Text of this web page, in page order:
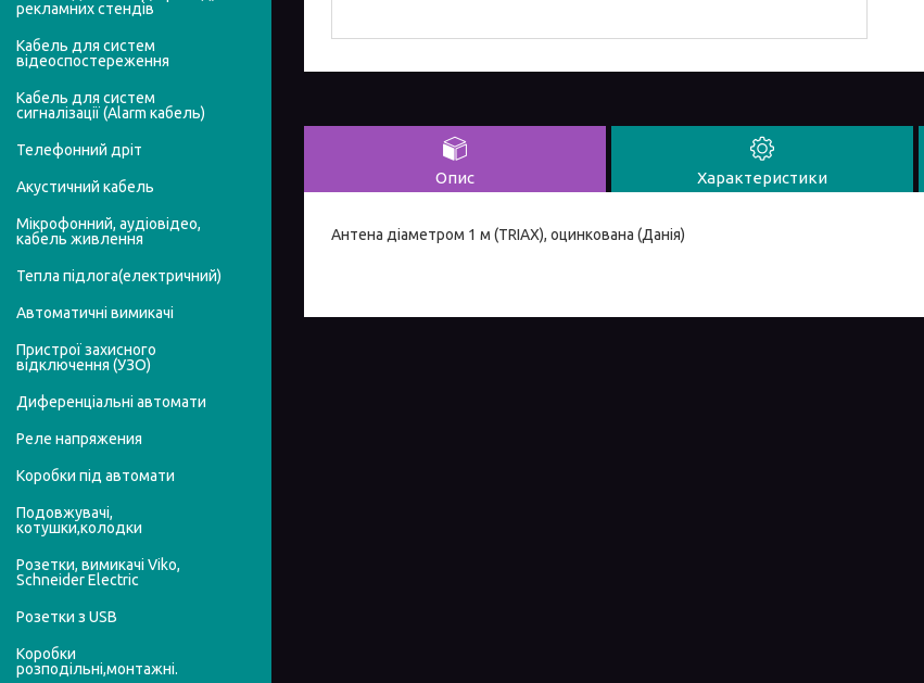
Опис Характеристики
Антена діаметром 1 м (TRIAX), оцинкована (Данія)
рекламних стендів
Кабель для систем
відеоспостереження
Кабель для систем
сигналізації (Alarm кабель)
Телефонний дріт
Акустичний кабель
Мікрофонний, аудіовідео,
кабель живлення
Тепла підлога(електричний)
Автоматичні вимикачі
Пристрої захисного
відключення (УЗО)
Диференціальні автомати
Реле напряжения
Коробки під автомати
Подовжувачі,
котушки,колодки
Розетки, вимикачі Viko,
Schneider Electric
Розетки з USB
Коробки
розподільні,монтажні.